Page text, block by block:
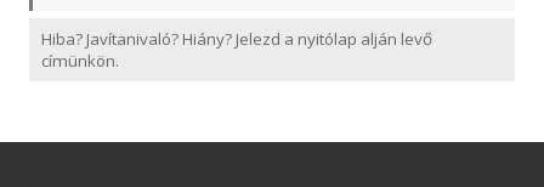
Hiba? Javítanivaló? Hiány? Jelezd a nyitólap alján levő
címünkön.